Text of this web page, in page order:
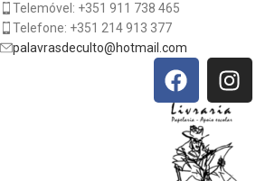
Telemóvel: +351 911 738 465
Telefone: +351 214 913 377
palavrasdeculto@hotmail.com